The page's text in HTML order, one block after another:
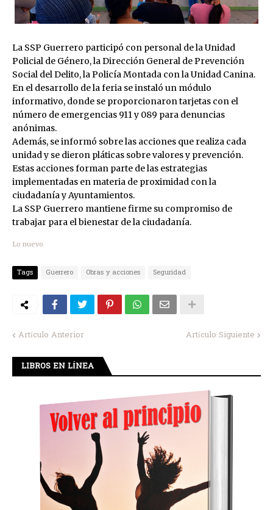
La SSP Guerrero participó con personal de la Unidad
Policial de Género, la Dirección General de Prevención
Social del Delito, la Policía Montada con la Unidad Canina.
En el desarrollo de la feria se instaló un módulo
informativo, donde se proporcionaron tarjetas con el
número de emergencias 911 y 089 para denuncias
anónimas.
Además, se informó sobre las acciones que realiza cada
unidad y se dieron pláticas sobre valores y prevención.
Estas acciones forman parte de las estrategias
implementadas en materia de proximidad con la
ciudadanía y Ayuntamientos.
La SSP Guerrero mantiene firme su compromiso de
trabajar para el bienestar de la ciudadanía.
Lo nuevo
Tags Guerrero Obras y acciones Seguridad
Artículo Anterior Artículo Siguiente
LIBROS EN LÍNEA